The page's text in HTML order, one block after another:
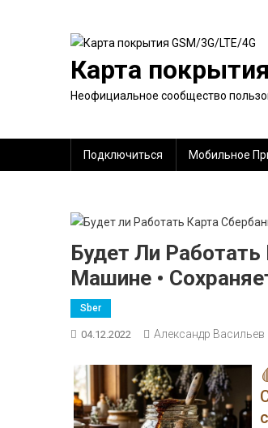
содержимому
Карта
Неофициальное сообщество
Подключиться Мобильное
Будет Ли
Машине •
Sber
04.12.2022 Александр Васильев